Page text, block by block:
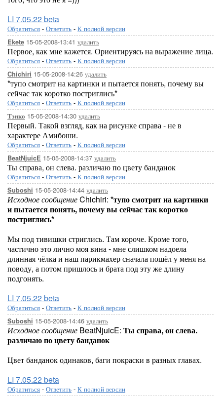
LI 7.05.22 beta
Обратиться - Ответить - К полной версии
Ekete 15-05-2008-13:41 удалить
Первое, как мне кажется. Ориентируясь на выражение лица.
Обратиться - Ответить - К полной версии
Chichiri 15-05-2008-14:26 удалить
*тупо смотрит на картинки и пытается понять, почему вы
сейчас так коротко постриглись*
Обратиться - Ответить - К полной версии
Тэнко 15-05-2008-14:30 удалить
Первый. Такой взгляд, как на рисунке справа - не в
характере Амибоши.
Обратиться - Ответить - К полной версии
BeatNjuicE 15-05-2008-14:37 удалить
Ты справа, он слева. различаю по цвету банданок
Обратиться - Ответить - К полной версии
Suboshi 15-05-2008-14:44 удалить
Исходное сообщениеChichiri: *тупо смотрит на картинки
и пытается понять, почему вы сейчас так коротко
постриглись*
Мы под тивишки стриглись. Там короче. Кроме того,
частично это лично моя вина - мне слишком надоела
длинная чёлка и наш парикмахер сначала пошёл у меня на
поводу, а потом пришлось и брата под эту же длину
подгонять.
LI 7.05.22 beta
Обратиться - Ответить - К полной версии
Suboshi 15-05-2008-14:46 удалить
Исходное сообщение BeatNjuicE: Ты справа, он слева.
различаю по цвету банданок
Цвет банданок одинаков, баги покраски в разных главах.
LI 7.05.22 beta
Обратиться - Ответить - К полной версии